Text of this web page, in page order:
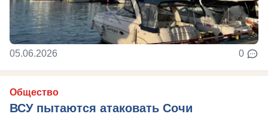
05.06.2026 0
Общество
ВСУ пытаются атаковать Сочи